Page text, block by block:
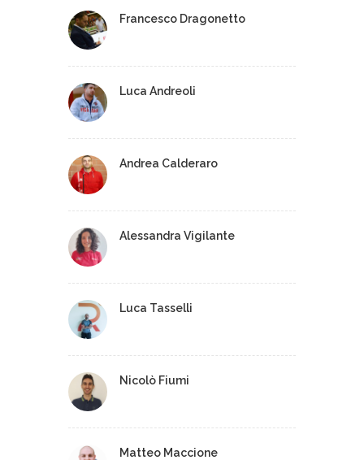
Francesco Dragonetto
Luca Andreoli
Andrea Calderaro
Alessandra Vigilante
Luca Tasselli
Nicolò Fiumi
Matteo Maccione